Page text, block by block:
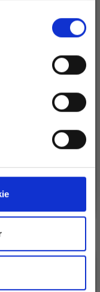
PO
JEDNOROŻCE
do koszyka
wyłączny
na druty i